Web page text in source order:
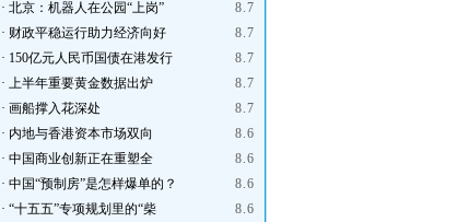
· 北京：机器人在公园“上岗”
8.7
· 财政平稳运行助力经济向好
8.7
· 150亿元人民币国债在港发行
8.7
· 上半年重要黄金数据出炉
8.7
· 画船撑入花深处
8.7
· 内地与香港资本市场双向
8.6
· 中国商业创新正在重塑全
8.6
· 中国“预制房”是怎样爆单的？
8.6
· “十五五”专项规划里的“柴
8.6